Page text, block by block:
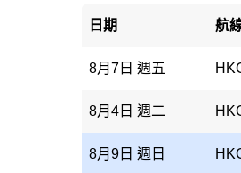
日期 航
8月7日 週五
8月4日 週二
8月9日 週日